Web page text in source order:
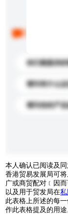
你们能提供
请问有什么
请问你的产
本人确认已阅读及
香港贸易发展局可
广或商贸配对﹝因
以及用于贸发局在
此表格上所述的每
作此表格提及的用途